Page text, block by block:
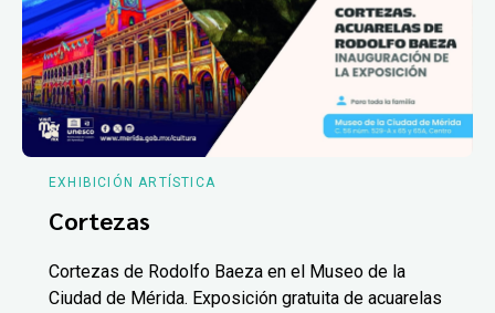
EXHIBICIÓN ARTÍSTICA
Cortezas
Cortezas de Rodolfo Baeza en el Museo de la
Ciudad de Mérida. Exposición gratuita de acuarelas